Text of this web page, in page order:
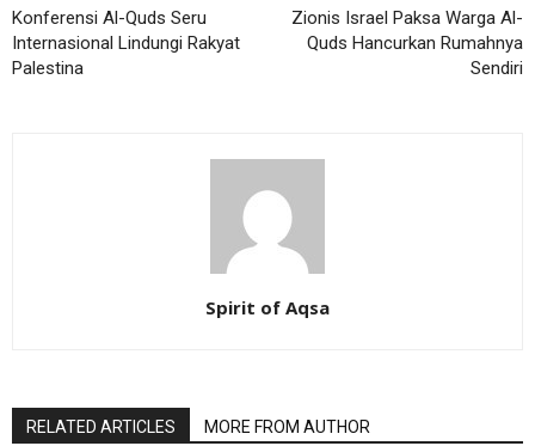
Konferensi Al-Quds Seru
Internasional Lindungi Rakyat
Palestina
Zionis Israel Paksa Warga Al-
Quds Hancurkan Rumahnya
Sendiri
Spirit of Aqsa
RELATED ARTICLES MORE FROM AUTHOR